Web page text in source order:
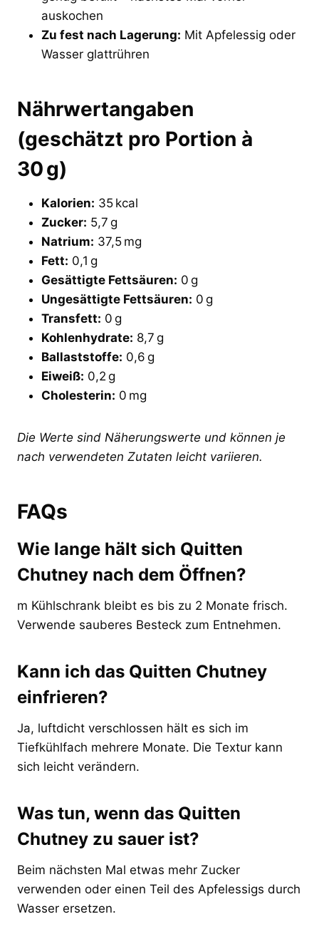
auskochen
Zu fest nach Lagerung: Mit Apfelessig oder
Wasser glattrühren
Nährwertangaben
(geschätzt pro Portion à
30 g)
Kalorien: 35 kcal
Zucker: 5,7 g
Natrium: 37,5 mg
Fett: 0,1 g
Gesättigte Fettsäuren: 0 g
Ungesättigte Fettsäuren: 0 g
Transfett: 0 g
Kohlenhydrate: 8,7 g
Ballaststoffe: 0,6 g
Eiweiß: 0,2 g
Cholesterin: 0 mg
Die Werte sind Näherungswerte und können je
nach verwendeten Zutaten leicht variieren.
FAQs
Wie lange hält sich Quitten
Chutney nach dem Öffnen?
m Kühlschrank bleibt es bis zu 2 Monate frisch.
Verwende sauberes Besteck zum Entnehmen.
Kann ich das Quitten Chutney
einfrieren?
Ja, luftdicht verschlossen hält es sich im
Tiefkühlfach mehrere Monate. Die Textur kann
sich leicht verändern.
Was tun, wenn das Quitten
Chutney zu sauer ist?
Beim nächsten Mal etwas mehr Zucker
verwenden oder einen Teil des Apfelessigs durch
Wasser ersetzen.